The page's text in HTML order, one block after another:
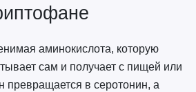
аминокислота, которую
сам и получает с пищей или
превращается в серотонин, а